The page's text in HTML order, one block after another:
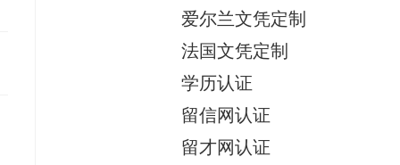
爱尔兰文凭定制
法国文凭定制
学历认证
留信网认证
留才网认证